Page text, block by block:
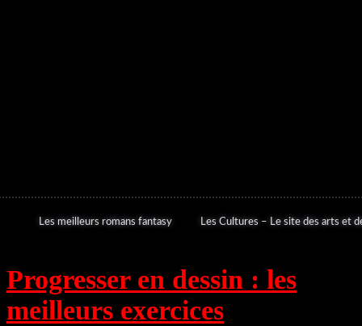
Les meilleurs romans fantasy Les Cultures – Le site des arts et
Progresser en dessin : les
meilleurs exercices